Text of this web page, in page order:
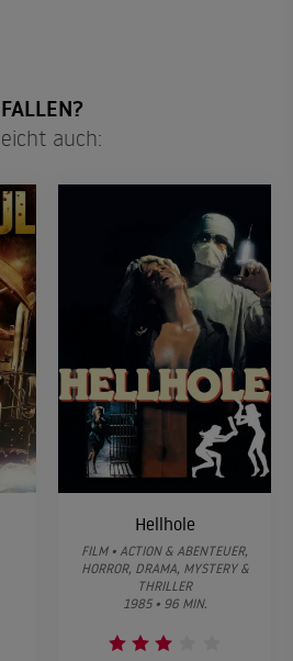
auch:
Hellhole
FILM • ACTION & ABENTEUER,
HORROR, DRAMA, MYSTERY &
THRILLER
1985 • 96 MIN.